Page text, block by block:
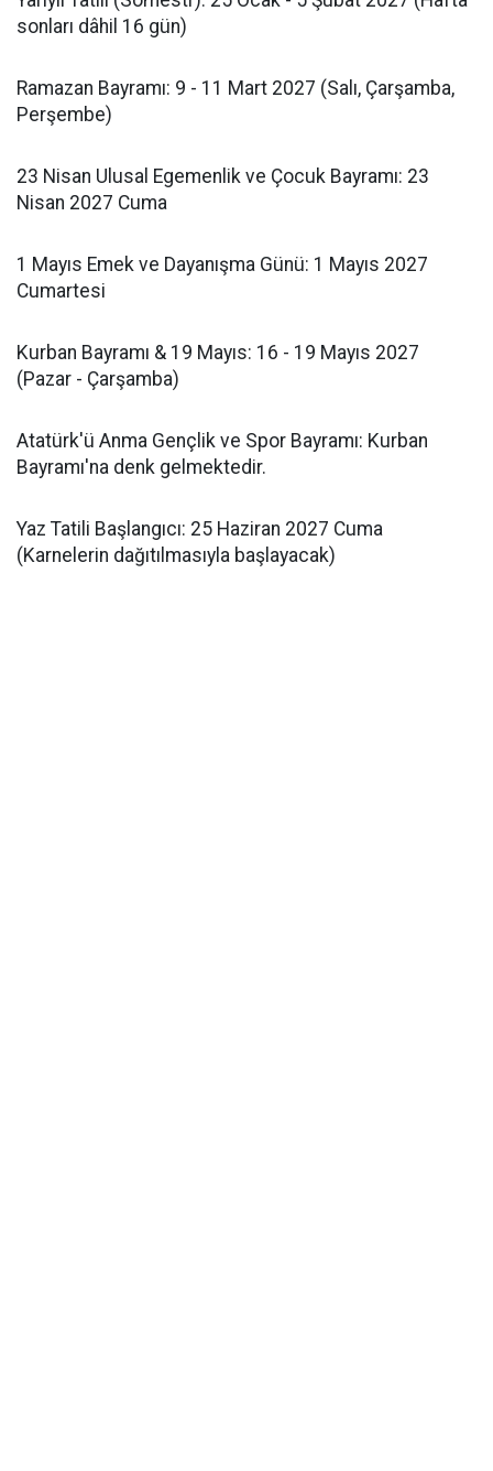
sonları dâhil 16 gün)
Ramazan Bayramı: 9 - 11 Mart 2027 (Salı, Çarşamba,
Perşembe)
23 Nisan Ulusal Egemenlik ve Çocuk Bayramı: 23
Nisan 2027 Cuma
1 Mayıs Emek ve Dayanışma Günü: 1 Mayıs 2027
Cumartesi
Kurban Bayramı & 19 Mayıs: 16 - 19 Mayıs 2027
(Pazar - Çarşamba)
Atatürk'ü Anma Gençlik ve Spor Bayramı: Kurban
Bayramı'na denk gelmektedir.
Yaz Tatili Başlangıcı: 25 Haziran 2027 Cuma
(Karnelerin dağıtılmasıyla başlayacak)